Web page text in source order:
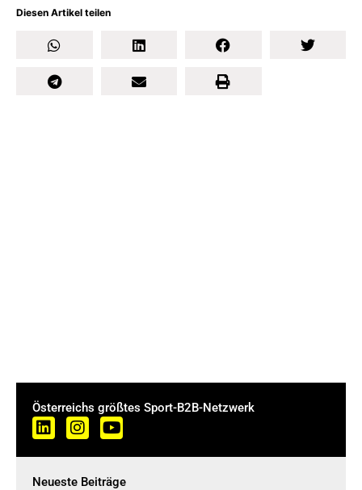
Diesen Artikel teilen
Österreichs größtes Sport-B2B-Netzwerk
Neueste Beiträge